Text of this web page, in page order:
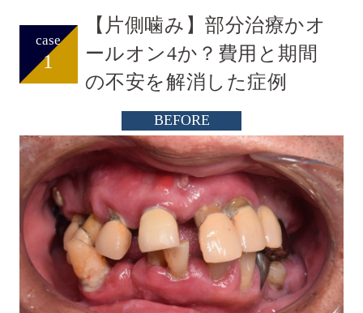
case
1
【片側噛み】部分治療かオ
ールオン4か？費用と期間
の不安を解消した症例
BEFORE